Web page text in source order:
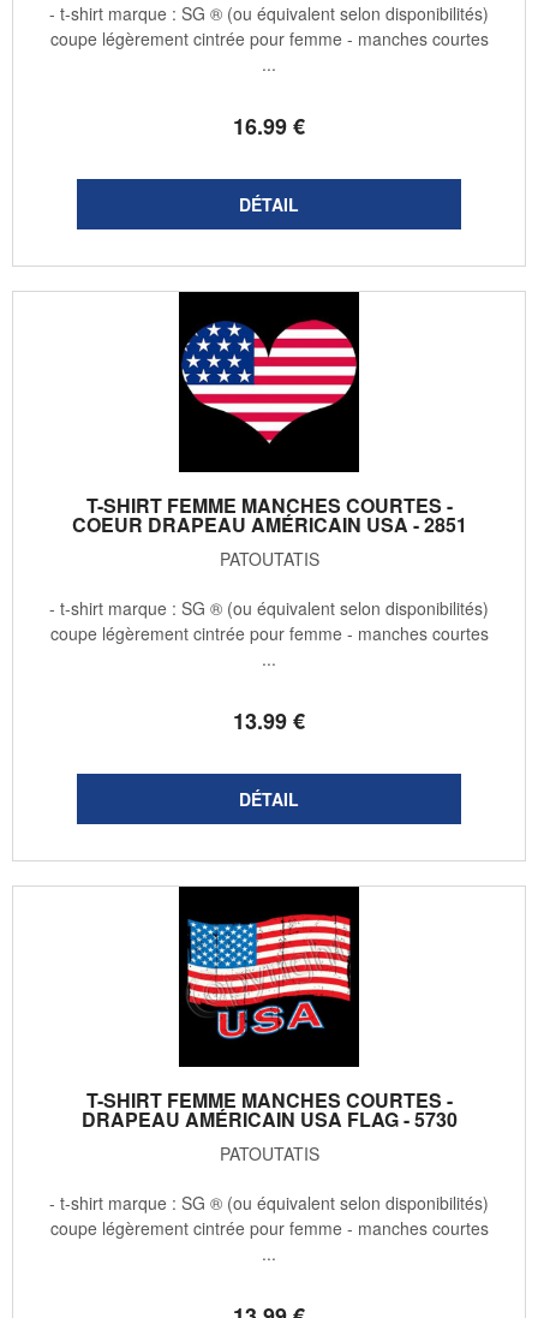
16.99€
- t-shirt marque : SG ® (ou équivalent selon disponibilités)
coupe légèrement cintrée pour femme - manches courtes
...
T-SHIRT FEMME MANCHES COURTES -
COEUR DRAPEAU AMÉRICAIN USA - 2851
PATOUTATIS
13.99€
- t-shirt marque : SG ® (ou équivalent selon disponibilités)
coupe légèrement cintrée pour femme - manches courtes
...
T-SHIRT FEMME MANCHES COURTES -
DRAPEAU AMÉRICAIN USA FLAG - 5730
PATOUTATIS
- t-shirt marque : SG ® (ou équivalent selon disponibilités)
coupe légèrement cintrée pour femme - manches courtes
...